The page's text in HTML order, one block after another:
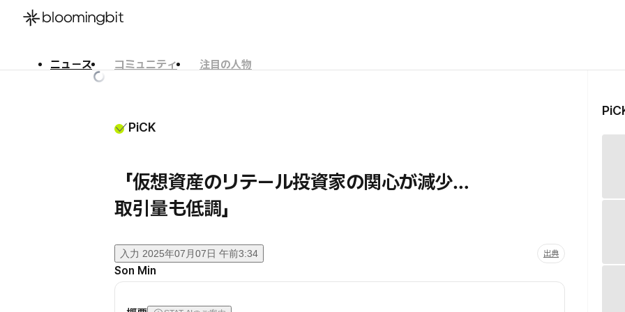
ニュース コミュニティ
注目の人物
PiCK
「仮想資産のリテール投資家の関心が減少…
取引量も低調」
入力 2025年07月07日 午前3:34 出典
Son Min